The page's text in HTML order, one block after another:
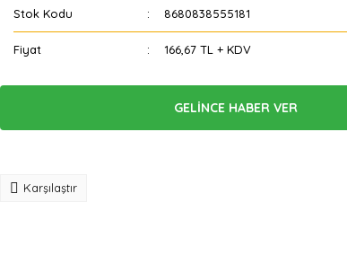
Stok Kodu 8680838555181
Fiyat 166,67 TL + KDV
GELİNCE HABER VER
Karşılaştır